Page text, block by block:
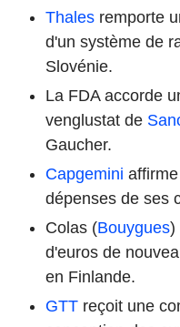
Thales remporte
d'un système de
Slovénie.
La FDA accorde
venglustat de
Gaucher.
Capgemini
dépenses de ses
Colas (Bouygues)
d'euros de
en Finlande.
GTT reçoit une